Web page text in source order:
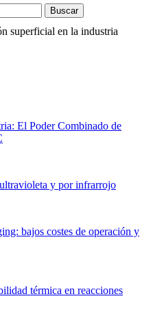
Buscar
superficial en la industria
El Poder Combinado de
y por infrarrojo
bajos costes de operación y
térmica en reacciones